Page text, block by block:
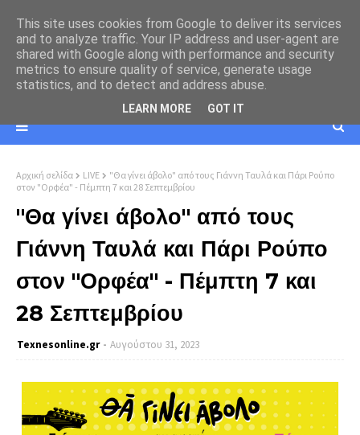
Αρχική σελίδα LIVE
"Θα γίνει άβολο" από τους Γιάννη Ταυλά και Πάρι Ρούπο
στον "Ορφέα" - Πέμπτη 7 και 28 Σεπτεμβρίου
"Θα γίνει άβολο" από τους
Γιάννη Ταυλά και Πάρι Ρούπο
στον "Ορφέα" - Πέμπτη 7 και
28 Σεπτεμβρίου
Texnesοnline.gr Αυγούστου 31, 2023
This site uses cookies from Google to deliver its services
and to analyze traffic. Your IP address and user-agent are
shared with Google along with performance and security
metrics to ensure quality of service, generate usage
statistics, and to detect and address abuse.
LEARN MORE GOT IT